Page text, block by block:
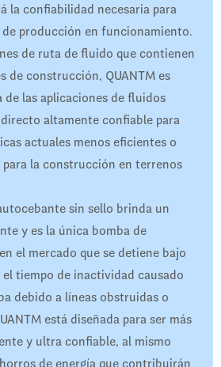
la confiabilidad necesaria para
de producción en funcionamiento.
de ruta de fluido que contienen
de construcción, QUANTM es
de las aplicaciones de fluidos
altamente confiable para
actuales menos eficientes o
la construcción en terrenos
sin sello brinda un
y es la única bomba de
el mercado que se detiene bajo
tiempo de inactividad causado
debido a líneas obstruidas o
está diseñada para ser más
y ultra confiable, al mismo
de energía que contribuirán